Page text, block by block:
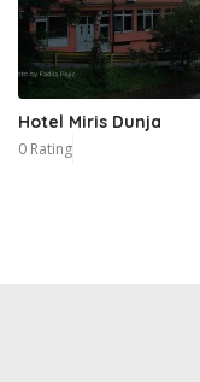
Hotel Miris Dunja
0 Rating